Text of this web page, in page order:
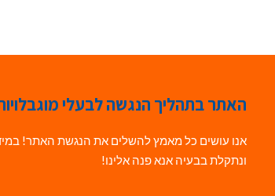
האתר בתהליך הנגשה לבעלי
אנו עושים כל מאמץ להשלים את הנגשת האתר!
ונתקלת בבעיה אנא פנה אלינו!